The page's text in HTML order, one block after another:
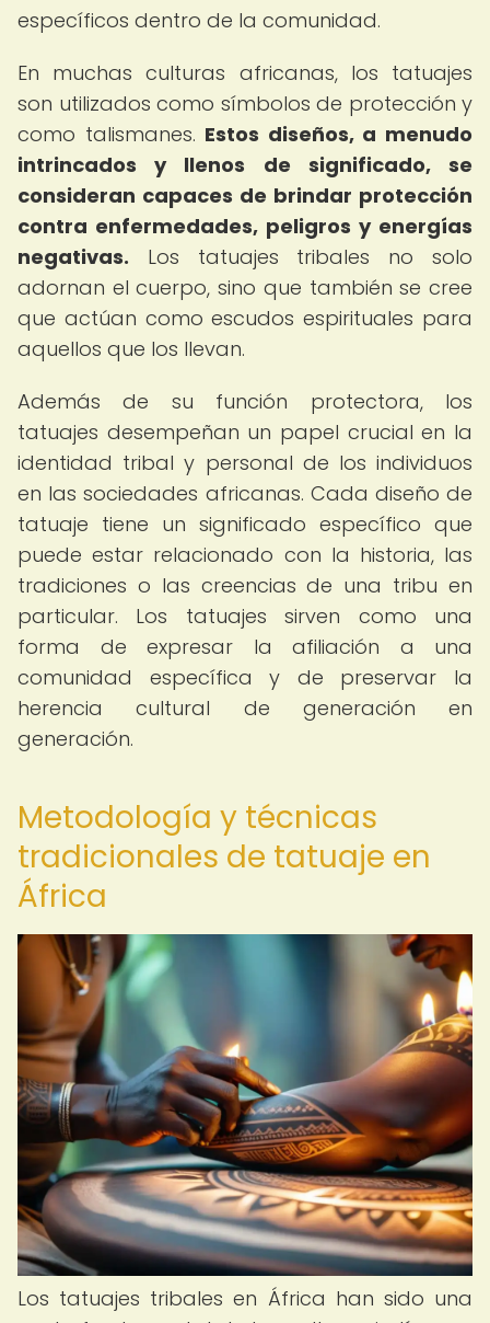
específicos dentro de la comunidad.
En muchas culturas africanas, los tatuajes
son utilizados como símbolos de protección y
como talismanes. Estos diseños, a menudo
intrincados y llenos de significado, se
consideran capaces de brindar protección
contra enfermedades, peligros y energías
negativas. Los tatuajes tribales no solo
adornan el cuerpo, sino que también se cree
que actúan como escudos espirituales para
aquellos que los llevan.
Además de su función protectora, los
tatuajes desempeñan un papel crucial en la
identidad tribal y personal de los individuos
en las sociedades africanas. Cada diseño de
tatuaje tiene un significado específico que
puede estar relacionado con la historia, las
tradiciones o las creencias de una tribu en
particular. Los tatuajes sirven como una
forma de expresar la afiliación a una
comunidad específica y de preservar la
herencia cultural de generación en
generación.
Metodología y técnicas
tradicionales de tatuaje en
África
Los tatuajes tribales en África han sido una